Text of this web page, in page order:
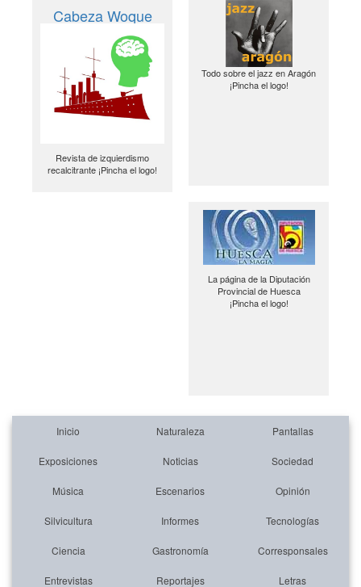
Cabeza Woque
Revista de izquierdismo
recalcitrante ¡Pincha el logo!
Todo sobre el jazz en Aragón
¡Pincha el logo!
La página de la Diputación
Provincial de Huesca
¡Pincha el logo!
Inicio Naturaleza Pantallas
Exposiciones Noticias Sociedad
Música Escenarios Opinión
Silvicultura Informes Tecnologías
Ciencia Gastronomía Corresponsales
Entrevistas Reportajes Letras